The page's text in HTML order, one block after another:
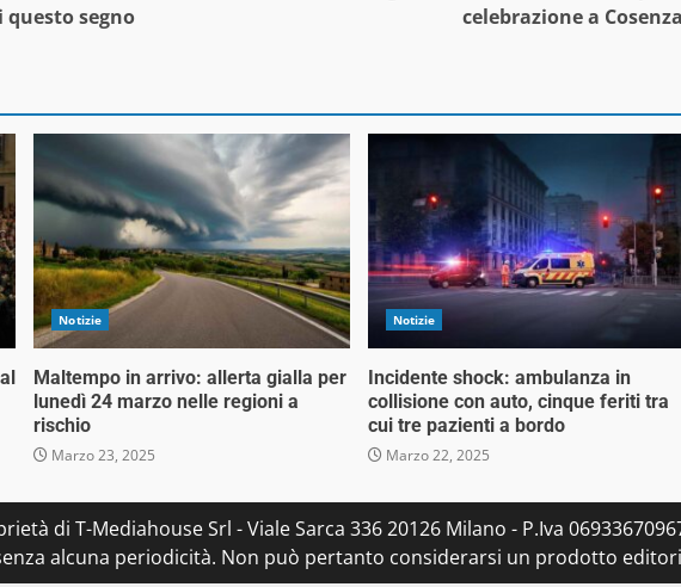
segno
celebrazione a
Notizie
Maltempo in arrivo: allerta gialla per
lunedì 24 marzo nelle regioni a
rischio
Marzo 23, 2025
Notizie
Incidente shock: ambulanza in
collisione con auto, cinque feriti tra
cui tre pazienti a bordo
Marzo 22, 2025
di T-Mediahouse Srl - Viale Sarca 336 20126 Milano - P.Iva
alcuna periodicità. Non può pertanto considerarsi un prodotto